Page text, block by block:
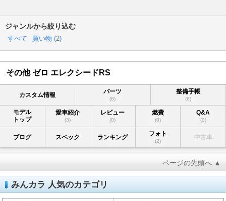
ジャンルから絞り込む
すべて 買い物 (2)
その他 ゼロ エレクシードRS
カスタム情報 パーツ
(8)
整備手帳
(6)
モデル
トップ
愛車紹介
(3)
レビュー
(0)
燃費
(0)
Q&A
(0)
ブログ スペック ランキング フォト
(2)
中古車
ページの先頭へ ▲
みんカラ 人気のカテゴリ